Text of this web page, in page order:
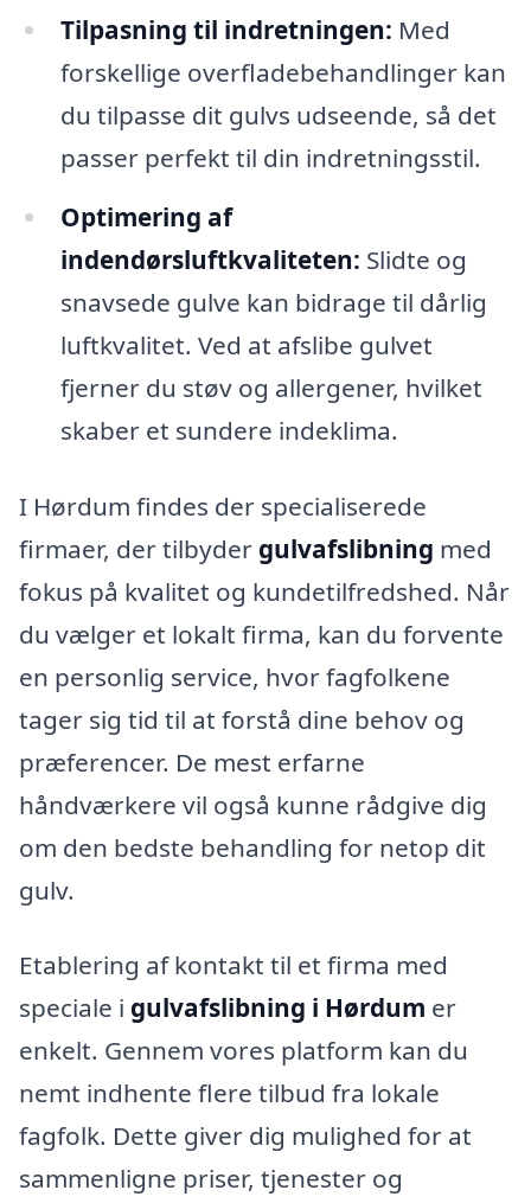
Tilpasning til indretningen: Med
forskellige overfladebehandlinger kan
du tilpasse dit gulvs udseende, så det
passer perfekt til din indretningsstil.
Optimering af
indendørsluftkvaliteten: Slidte og
snavsede gulve kan bidrage til dårlig
luftkvalitet. Ved at afslibe gulvet
fjerner du støv og allergener, hvilket
skaber et sundere indeklima.
I Hørdum findes der specialiserede
firmaer, der tilbyder gulvafslibning med
fokus på kvalitet og kundetilfredshed. Når
du vælger et lokalt firma, kan du forvente
en personlig service, hvor fagfolkene
tager sig tid til at forstå dine behov og
præferencer. De mest erfarne
håndværkere vil også kunne rådgive dig
om den bedste behandling for netop dit
gulv.
Etablering af kontakt til et firma med
speciale i gulvafslibning i Hørdum er
enkelt. Gennem vores platform kan du
nemt indhente flere tilbud fra lokale
fagfolk. Dette giver dig mulighed for at
sammenligne priser, tjenester og